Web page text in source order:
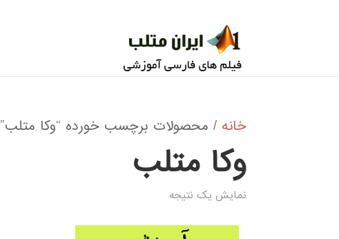
خانه / محصولات برچسب خورده “وكا متلب”
وكا متلب
نمایش یک نتیجه